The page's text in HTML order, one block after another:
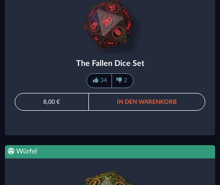
The Fallen Dice Set
34 2
8,00 € IN DEN WARENKORB
Würfel